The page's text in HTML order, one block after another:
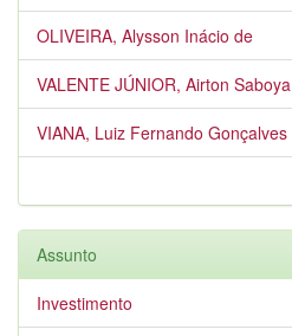
OLIVEIRA, Alysson Inácio de
VALENTE JÚNIOR, Airton Saboya
VIANA, Luiz Fernando Gonçalves
Assunto
Investimento